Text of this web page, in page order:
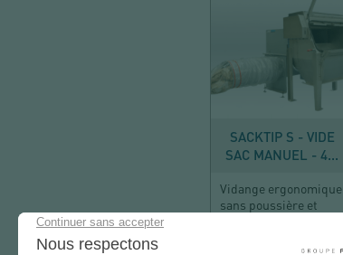
SACKTIP S - VIDE
SAC MANUEL - 4...
Vidange ergonomique
sans poussière et